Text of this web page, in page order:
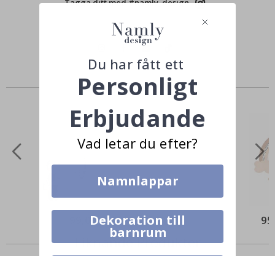
Tagga ditt med #namly_design
Andra köpte också
99,00 Kr
Liknande Produkter
Du har fått ett
Personligt
Erbjudande
Vad letar du efter?
Namnlappar
Dekoration till
barnrum